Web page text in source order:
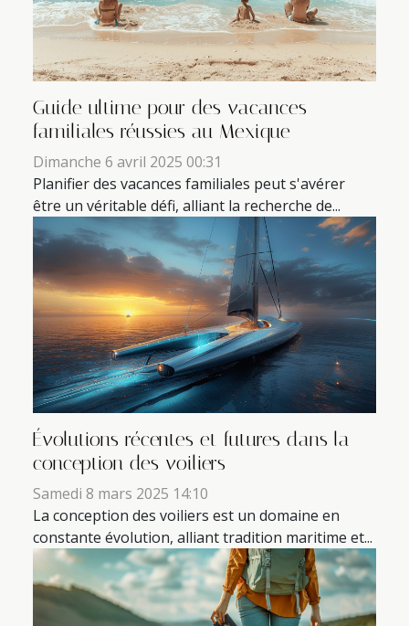
Guide ultime pour des vacances
familiales réussies au Mexique
Dimanche 6 avril 2025 00:31
Planifier des vacances familiales peut s'avérer
être un véritable défi, alliant la recherche de...
Évolutions récentes et futures dans la
conception des voiliers
Samedi 8 mars 2025 14:10
La conception des voiliers est un domaine en
constante évolution, alliant tradition maritime et...